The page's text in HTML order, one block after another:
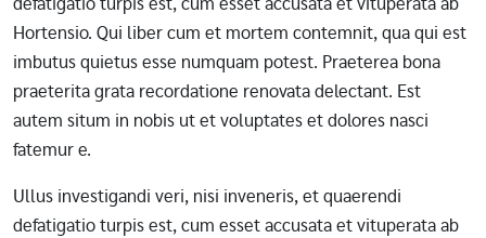
Hortensio. Qui liber cum et mortem contemnit, qua qui est
imbutus quietus esse numquam potest. Praeterea bona
praeterita grata recordatione renovata delectant. Est
autem situm in nobis ut et voluptates et dolores nasci
fatemur e.
Ullus investigandi veri, nisi inveneris, et quaerendi
defatigatio turpis est, cum esset accusata et vituperata ab